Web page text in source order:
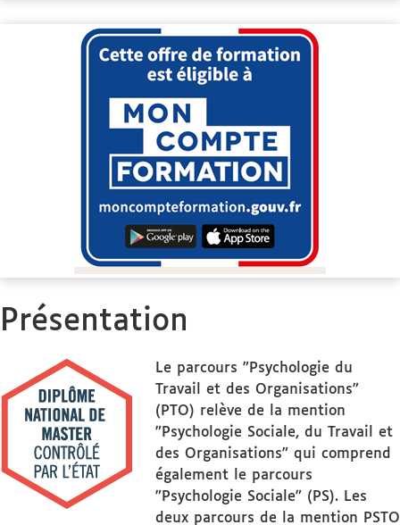
Présentation
Le parcours "Psychologie du
Travail et des Organisations"
(PTO) relève de la mention
"Psychologie Sociale, du Travail et
des Organisations" qui comprend
également le parcours
"Psychologie Sociale" (PS). Les
deux parcours de la mention PSTO